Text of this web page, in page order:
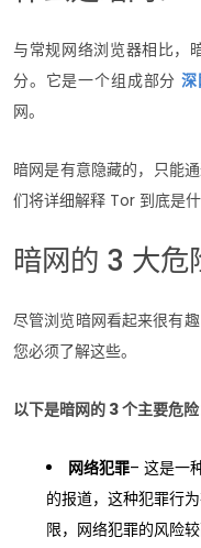
与常规网络浏览器相比，
分。它是一个组成部分深
网。
暗网是有意隐藏的，只能
们将详细解释 Tor 到底是
暗网的 3 大危
尽管浏览暗网看起来很有
您必须了解这些。
以下是暗网的 3 个主要危险
网络犯罪– 这是一
的报道，这种犯罪行
限，网络犯罪的风险